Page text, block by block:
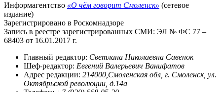
Информагентство «О чём говорит Смоленск» (сетевое
издание)
Зарегистрировано в Роскомнадзоре
Запись в реестре зарегистрированных СМИ: ЭЛ № ФС 77 –
68403 от 16.01.2017 г.
Главный редактор: Светлана Николаевна Савенок
Шеф-редактор: Евгений Валерьевич Ванифатов
Адрес редакции: 214000,Смоленская обл, г. Смоленск, ул.
Октябрьской революции, д.14а